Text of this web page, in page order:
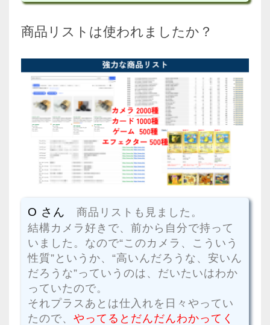
商品リストは使われましたか？
O さん 商品リストも見ました。
結構カメラ好きで、前から自分で持って
いました。なので“このカメラ、こういう
性質”というか、“高いんだろうな、安いん
だろうな”っていうのは、だいたいはわか
っていたので。
それプラスあとは仕入れを日々やってい
たので、 やってるとだんだんわかってく